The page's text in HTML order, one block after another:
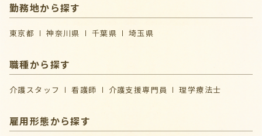
勤務地から探す
東京都 神奈川県 千葉県 埼玉県
職種から探す
介護スタッフ 看護師 介護支援専門員 理学療法士
雇用形態から探す